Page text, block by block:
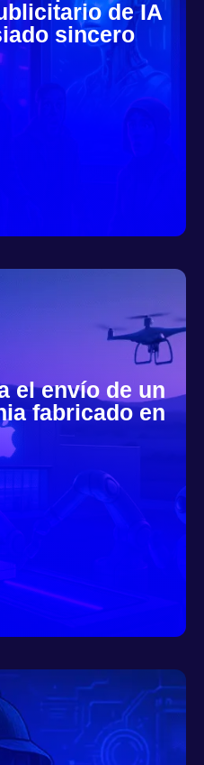
de IA
sincero
el envío de un
fabricado en